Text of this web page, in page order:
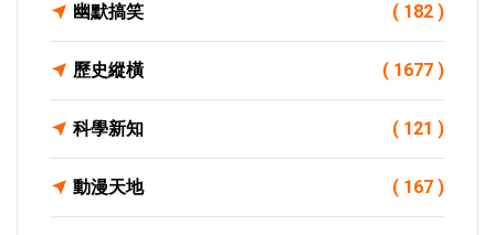
幽默搞笑 ( 182 )
歷史縱橫 ( 1677 )
科學新知 ( 121 )
動漫天地 ( 167 )